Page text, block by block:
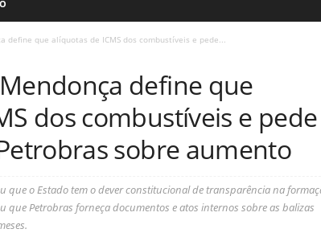
define que alíquotas de ICMS dos combustíveis e pede...
define que
dos combustíveis e pede
sobre aumento
que o Estado tem o dever constitucional de transparência na
que Petrobras forneça documentos e atos internos sobre as balizas